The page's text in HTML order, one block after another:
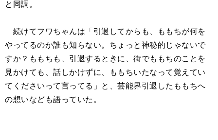
と同調。
続けてフワちゃんは「引退してからも、ももちが何を
やってるのか誰も知らない。ちょっと神秘的じゃないで
すか？ももちも、引退するときに、街でももちのことを
見かけても、話しかけずに、ももちいたなって覚えてい
てくださいって言ってる」と、芸能界引退したももちへ
の想いなども語っていた。